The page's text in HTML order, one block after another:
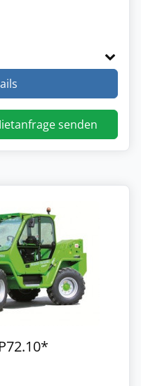
senden